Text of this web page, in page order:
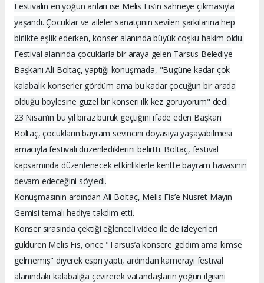
Festivalin en yoğun anları ise Melis Fis’in sahneye çıkmasıyla
yaşandı. Çocuklar ve aileler sanatçının sevilen şarkılarına hep
birlikte eşlik ederken, konser alanında büyük coşku hakim oldu.
Festival alanında çocuklarla bir araya gelen Tarsus Belediye
Başkanı Ali Boltaç, yaptığı konuşmada, "Bugüne kadar çok
kalabalık konserler gördüm ama bu kadar çocuğun bir arada
olduğu böylesine güzel bir konseri ilk kez görüyorum" dedi.
23 Nisan’ın bu yıl biraz buruk geçtiğini ifade eden Başkan
Boltaç, çocukların bayram sevincini doyasıya yaşayabilmesi
amacıyla festivali düzenlediklerini belirtti. Boltaç, festival
kapsamında düzenlenecek etkinliklerle kentte bayram havasının
devam edeceğini söyledi.
Konuşmasının ardından Ali Boltaç, Melis Fis’e Nusret Mayın
Gemisi temalı hediye takdim etti.
Konser sırasında çektiği eğlenceli video ile de izleyenleri
güldüren Melis Fis, önce "Tarsus’a konsere geldim ama kimse
gelmemiş" diyerek espri yaptı, ardından kamerayı festival
alanındaki kalabalığa çevirerek vatandaşların yoğun ilgisini